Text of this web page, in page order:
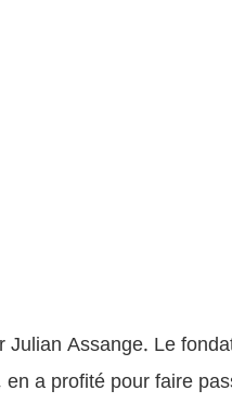
Assange. Le
a profité pour faire